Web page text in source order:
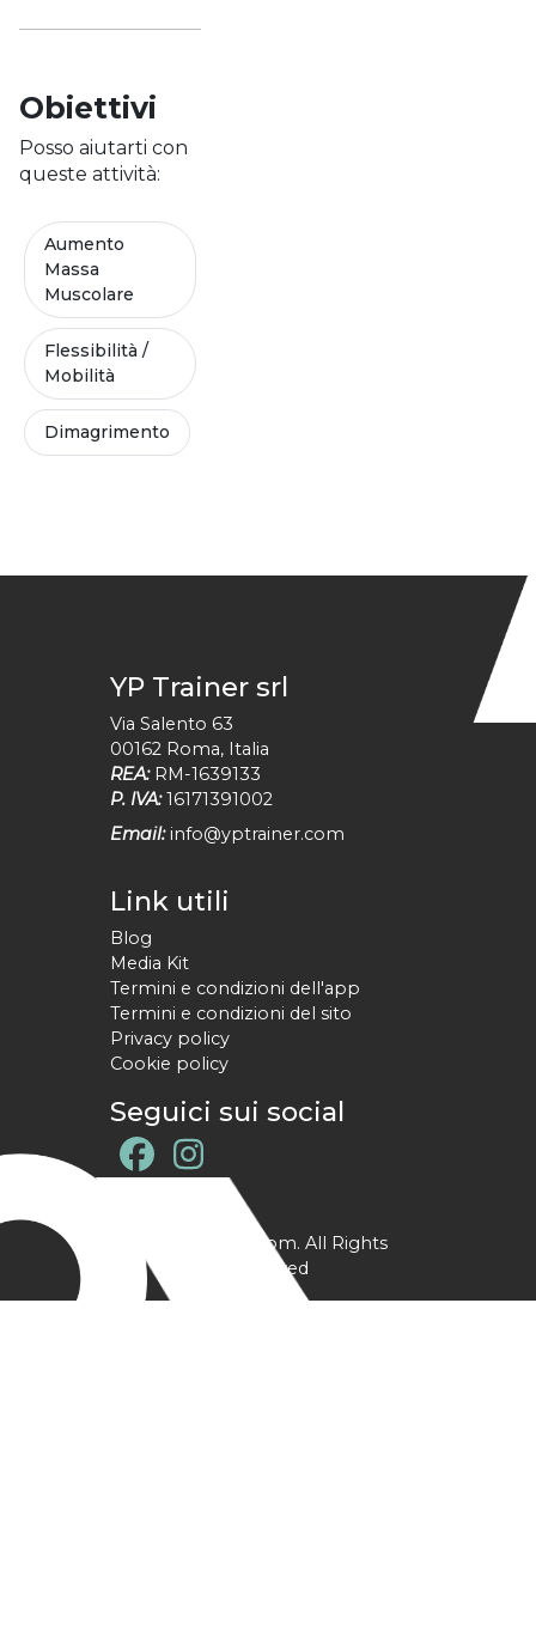
Obiettivi
Posso aiutarti con
queste attività:
Aumento
Massa
Muscolare
Flessibilità /
Mobilità
Dimagrimento
YP Trainer srl
Via Salento 63
00162 Roma, Italia
REA: RM-1639133
P. IVA: 16171391002
Email: info@yptrainer.com
Link utili
Blog
Media Kit
Termini e condizioni dell'app
Termini e condizioni del sito
Privacy policy
Cookie policy
Seguici sui social
@ YPtrainer.com. All Rights
Reserved